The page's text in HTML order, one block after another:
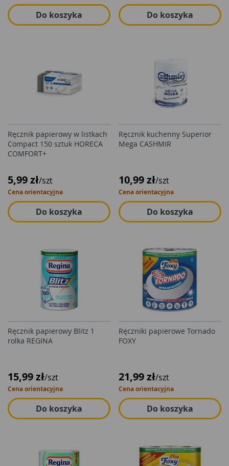
Do koszyka Do koszyka
Ręcznik papierowy w listkach
Compact 150 sztuk HORECA
COMFORT+
5,99 zł/szt
Cena orientacyjna
Do koszyka
Ręcznik kuchenny Superior
Mega CASHMIR
10,99 zł/szt
Cena orientacyjna
Do koszyka
Ręcznik papierowy Blitz 1
rolka REGINA
15,99 zł/szt
Cena orientacyjna
Do koszyka
Ręczniki papierowe Tornado
FOXY
21,99 zł/szt
Cena orientacyjna
Do koszyka